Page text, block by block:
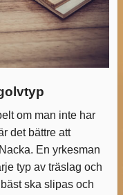
om man inte har
det bättre att
En yrkesman
typ av träslag och
ska slipas och